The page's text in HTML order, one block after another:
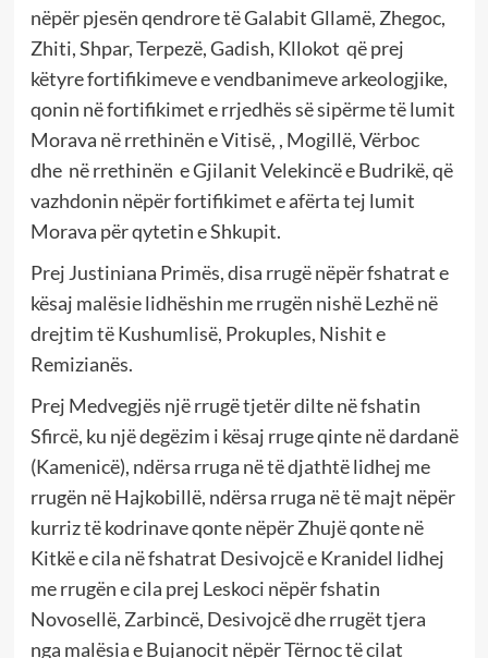
nëpër pjesën qendrore të Galabit Gllamë, Zhegoc,
Zhiti, Shpar, Terpezë, Gadish, Kllokot që prej
këtyre fortifikimeve e vendbanimeve arkeologjike,
qonin në fortifikimet e rrjedhës së sipërme të lumit
Morava në rrethinën e Vitisë, , Mogillë, Vërboc
dhe në rrethinën e Gjilanit Velekincë e Budrikë, që
vazhdonin nëpër fortifikimet e afërta tej lumit
Morava për qytetin e Shkupit.
Prej Justiniana Primës, disa rrugë nëpër fshatrat e
kësaj malësie lidhëshin me rrugën nishë Lezhë në
drejtim të Kushumlisë, Prokuples, Nishit e
Remizianës.
Prej Medvegjës një rrugë tjetër dilte në fshatin
Sfircë, ku një degëzim i kësaj rruge qinte në dardanë
(Kamenicë), ndërsa rruga në të djathtë lidhej me
rrugën në Hajkobillë, ndërsa rruga në të majt nëpër
kurriz të kodrinave qonte nëpër Zhujë qonte në
Kitkë e cila në fshatrat Desivojcë e Kranidel lidhej
me rrugën e cila prej Leskoci nëpër fshatin
Novosellë, Zarbincë, Desivojcë dhe rrugët tjera
nga malësia e Bujanocit nëpër Tërnoc të cilat